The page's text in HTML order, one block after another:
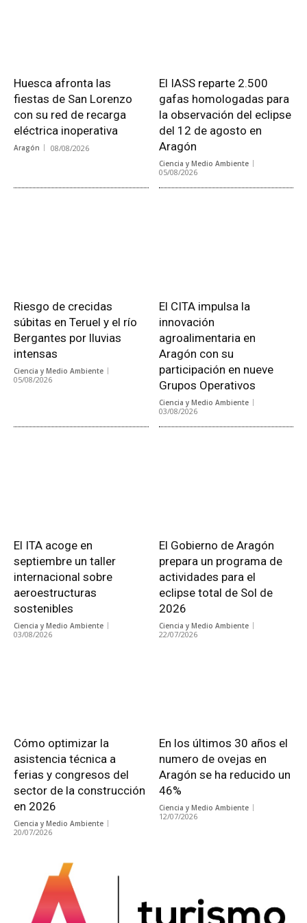
Huesca afronta las
fiestas de San Lorenzo
con su red de recarga
eléctrica inoperativa
Aragón 08/08/2026
El IASS reparte 2.500
gafas homologadas para
la observación del eclipse
del 12 de agosto en
Aragón
Ciencia y Medio Ambiente
05/08/2026
Riesgo de crecidas
súbitas en Teruel y el río
Bergantes por lluvias
intensas
Ciencia y Medio Ambiente
05/08/2026
El CITA impulsa la
innovación
agroalimentaria en
Aragón con su
participación en nueve
Grupos Operativos
Ciencia y Medio Ambiente
03/08/2026
El ITA acoge en
septiembre un taller
internacional sobre
aeroestructuras
sostenibles
Ciencia y Medio Ambiente
03/08/2026
El Gobierno de Aragón
prepara un programa de
actividades para el
eclipse total de Sol de
2026
Ciencia y Medio Ambiente
22/07/2026
Cómo optimizar la
asistencia técnica a
ferias y congresos del
sector de la construcción
en 2026
Ciencia y Medio Ambiente
20/07/2026
En los últimos 30 años el
numero de ovejas en
Aragón se ha reducido un
46%
Ciencia y Medio Ambiente
12/07/2026